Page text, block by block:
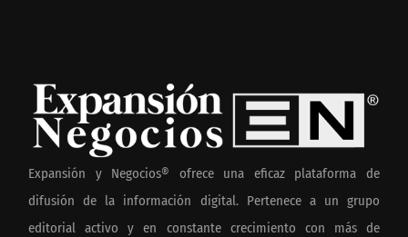
Expansión y Negocios® ofrece una eficaz plataforma de
difusión de la información digital. Pertenece a un grupo
editorial activo y en constante crecimiento con más de